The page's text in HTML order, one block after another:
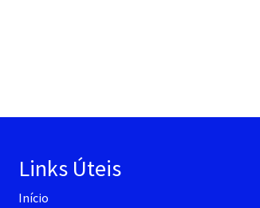
Links Úteis
Início